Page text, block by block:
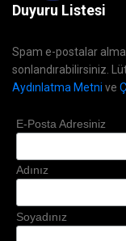
Duyuru Listesi
Spam e-postalar
sonlandırabilirsiniz.
Aydınlatma Metni ve
E-Posta Adresiniz
Adınız
Soyadınız